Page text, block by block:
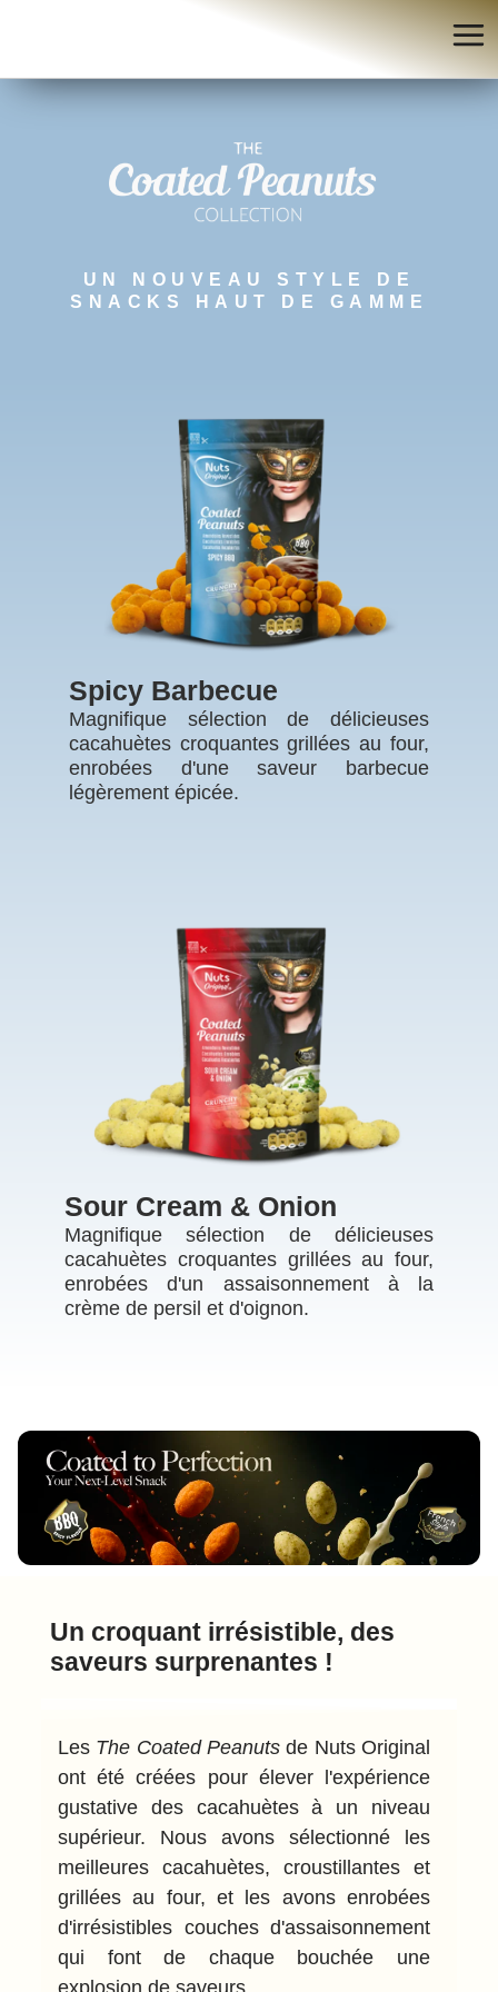
UN NOUVEAU STYLE DE
SNACKS HAUT DE GAMME
Spicy Barbecue
Magnifique sélection de délicieuses
cacahuètes croquantes grillées au four,
enrobées d'une saveur barbecue
légèrement épicée.
Sour Cream & Onion
Magnifique sélection de délicieuses
cacahuètes croquantes grillées au four,
enrobées d'un assaisonnement à la
crème de persil et d'oignon.
Un croquant irrésistible, des
saveurs surprenantes !
Les The Coated Peanuts de Nuts Original
ont été créées pour élever l'expérience
gustative des cacahuètes à un niveau
supérieur. Nous avons sélectionné les
meilleures cacahuètes, croustillantes et
grillées au four, et les avons enrobées
d'irrésistibles couches d'assaisonnement
qui font de chaque bouchée une
explosion de saveurs.